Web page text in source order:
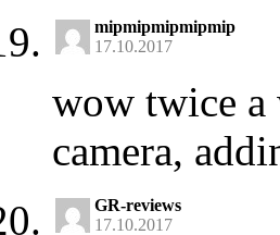
mipmipmipmipmip
17.10.2017
wow twice a
camera,
GR-reviews
17.10.2017